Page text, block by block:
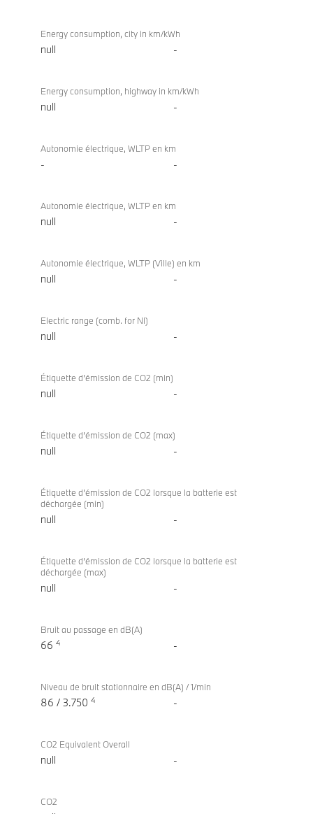
Energy consumption, city in km/kWh
null -
Energy consumption, highway in km/kWh
null -
Autonomie électrique, WLTP en km
- -
Autonomie électrique, WLTP en km
null -
Autonomie électrique, WLTP (Ville) en km
null -
Electric range (comb. for NI)
null -
Étiquette d’émission de CO2 (min)
null -
Étiquette d’émission de CO2 (max)
null -
Étiquette d’émission de CO2 lorsque la batterie est
déchargée (min)
null -
Étiquette d’émission de CO2 lorsque la batterie est
déchargée (max)
null -
Bruit au passage en dB(A)
66 4 -
Niveau de bruit stationnaire en dB(A) / 1/min
86 / 3.750 4 -
CO2 Equivalent Overall
null -
CO2